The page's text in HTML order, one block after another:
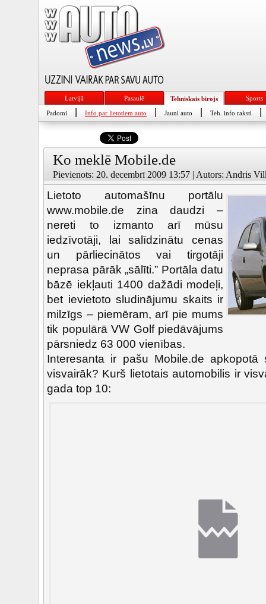
Latvijā Pasaulē Tehniskais birojs Sports
Padomi Info par lietotiem auto Jauni auto Teh. info raksti
Ko meklē Mobile.de
Pievienots: 20. decembrī 2009 13:57 | Autors: Andris
Lietoto automašīnu portālu
www.mobile.de zina daudzi –
nereti to izmanto arī mūsu
iedzīvotāji, lai salīdzinātu cenas
un pārliecinātos vai tirgotāji
neprasa pārāk „sālīti.” Portāla datu
bāzē iekļauti 1400 dažādi modeļi,
bet ievietoto sludinājumu skaits ir
milzīgs – piemēram, arī pie mums
tik populārā VW Golf piedāvājums
pārsniedz 63 000 vienības.
Interesanta ir pašu Mobile.de
visvairāk? Kurš lietotais automobilis ir
gada top 10: